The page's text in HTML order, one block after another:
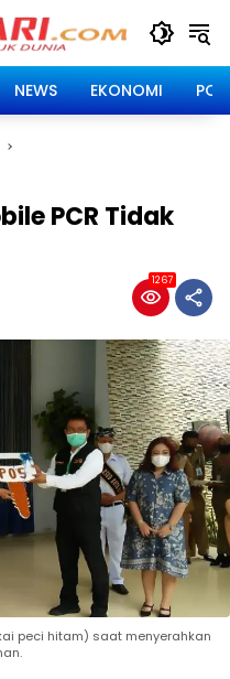
NEWS EKONOMI
PCR Tidak
1267
peci hitam) saat menyerahkan